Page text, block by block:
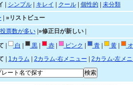
シンプル| キレイ クール| 個性的
未分類
»リストビュー
投票数が多い| »修正日が新しい|
白 黒| 赤| ピンク 青| 黄|
1カラム 2カラム-右メニュー
2カラム-左メ